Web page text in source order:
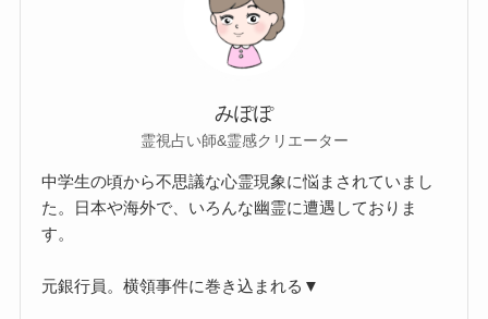
みぽぽ
霊視占い師&霊感クリエーター
中学生の頃から不思議な心霊現象に悩まされていまし
た。日本や海外で、いろんな幽霊に遭遇しておりま
す。
元銀行員。横領事件に巻き込まれる▼